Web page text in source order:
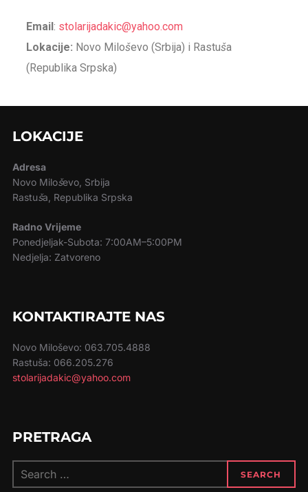
Email : stolarijadakic@yahoo.com
Lokacije: Novo Miloševo (Srbija) i Rastuša
(Republika Srpska)
LOKACIJE
Adresa
Novo Miloševo, Srbija
Rastuša, Republika Srpska
Radno Vrijeme
Ponedjeljak-Subota: 7:00AM–5:00PM
Nedjelja: Zatvoreno
KONTAKTIRAJTE NAS
Novo Miloševo: 063.705.4888
Rastuša: 066.205.276
stolarijadakic@yahoo.com
PRETRAGA
SEARCH